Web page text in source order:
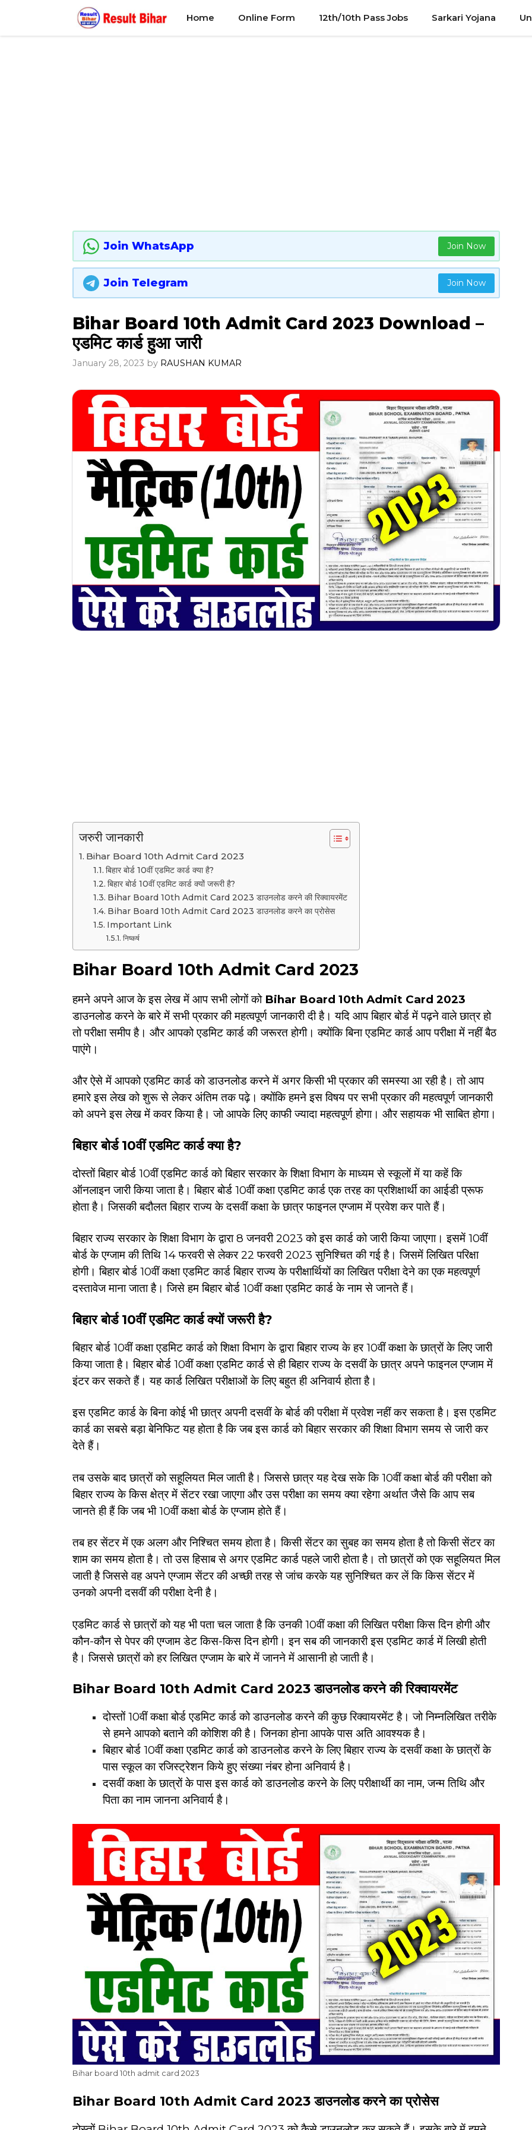
content
Home Online Form 12th/10th Pass Jobs Sarkari Yojana
Join WhatsApp Join Now
Join Telegram Join Now
Bihar Board 10th Admit Card 2023 Download –
एडमिट कार्ड हुआ जारी
January 28, 2023 by RAUSHAN KUMAR
जरुरी जानकारी
Bihar Board 10th Admit Card 2023
बिहार बोर्ड 10वीं एडमिट कार्ड क्या है?
बिहार बोर्ड 10वीं एडमिट कार्ड क्यों जरूरी है?
Bihar Board 10th Admit Card 2023 डाउनलोड करने की रिक्वायरमेंट
Bihar Board 10th Admit Card 2023 डाउनलोड करने का प्रोसेस
Important Link
निष्कर्ष
Bihar Board 10th Admit Card 2023
हमने अपने आज के इस लेख में आप सभी लोगों को Bihar Board 10th Admit Card 2023
डाउनलोड करने के बारे में सभी प्रकार की महत्वपूर्ण जानकारी दी है। यदि आप बिहार बोर्ड में पढ़ने वाले छात्र हो
तो परीक्षा समीप है। और आपको एडमिट कार्ड की जरूरत होगी। क्योंकि बिना एडमिट कार्ड आप परीक्षा में नहीं बैठ
पाएंगे।
और ऐसे में आपको एडमिट कार्ड को डाउनलोड करने में अगर किसी भी प्रकार की समस्या आ रही है। तो आप
हमारे इस लेख को शुरू से लेकर अंतिम तक पढ़े। क्योंकि हमने इस विषय पर सभी प्रकार की महत्वपूर्ण जानकारी
को अपने इस लेख में कवर किया है। जो आपके लिए काफी ज्यादा महत्वपूर्ण होगा। और सहायक भी साबित होगा।
बिहार बोर्ड 10वीं एडमिट कार्ड क्या है?
दोस्तों बिहार बोर्ड 10वीं एडमिट कार्ड को बिहार सरकार के शिक्षा विभाग के माध्यम से स्कूलों में या कहें कि
ऑनलाइन जारी किया जाता है। बिहार बोर्ड 10वीं कक्षा एडमिट कार्ड एक तरह का प्रशिक्षार्थी का आईडी प्रूफ
होता है। जिसकी बदौलत बिहार राज्य के दसवीं कक्षा के छात्र फाइनल एग्जाम में प्रवेश कर पाते हैं।
बिहार राज्य सरकार के शिक्षा विभाग के द्वारा 8 जनवरी 2023 को इस कार्ड को जारी किया जाएगा। इसमें 10वीं
बोर्ड के एग्जाम की तिथि 14 फरवरी से लेकर 22 फरवरी 2023 सुनिश्चित की गई है। जिसमें लिखित परिक्षा
होगी। बिहार बोर्ड 10वीं कक्षा एडमिट कार्ड बिहार राज्य के परीक्षार्थियों का लिखित परीक्षा देने का एक महत्वपूर्ण
दस्तावेज माना जाता है। जिसे हम बिहार बोर्ड 10वीं कक्षा एडमिट कार्ड के नाम से जानते हैं।
बिहार बोर्ड 10वीं एडमिट कार्ड क्यों जरूरी है?
बिहार बोर्ड 10वीं कक्षा एडमिट कार्ड को शिक्षा विभाग के द्वारा बिहार राज्य के हर 10वीं कक्षा के छात्रों के लिए जारी
किया जाता है। बिहार बोर्ड 10वीं कक्षा एडमिट कार्ड से ही बिहार राज्य के दसवीं के छात्र अपने फाइनल एग्जाम में
इंटर कर सकते हैं। यह कार्ड लिखित परीक्षाओं के लिए बहुत ही अनिवार्य होता है।
इस एडमिट कार्ड के बिना कोई भी छात्र अपनी दसवीं के बोर्ड की परीक्षा में प्रवेश नहीं कर सकता है। इस एडमिट
कार्ड का सबसे बड़ा बेनिफिट यह होता है कि जब इस कार्ड को बिहार सरकार की शिक्षा विभाग समय से जारी कर
देते हैं।
तब उसके बाद छात्रों को सहूलियत मिल जाती है। जिससे छात्र यह देख सके कि 10वीं कक्षा बोर्ड की परीक्षा को
बिहार राज्य के किस क्षेत्र में सेंटर रखा जाएगा और उस परीक्षा का समय क्या रहेगा अर्थात जैसे कि आप सब
जानते ही हैं कि जब भी 10वीं कक्षा बोर्ड के एग्जाम होते हैं।
तब हर सेंटर में एक अलग और निश्चित समय होता है। किसी सेंटर का सुबह का समय होता है तो किसी सेंटर का
शाम का समय होता है। तो उस हिसाब से अगर एडमिट कार्ड पहले जारी होता है। तो छात्रों को एक सहूलियत मिल
जाती है जिससे वह अपने एग्जाम सेंटर की अच्छी तरह से जांच करके यह सुनिश्चित कर लें कि किस सेंटर में
उनको अपनी दसवीं की परीक्षा देनी है।
एडमिट कार्ड से छात्रों को यह भी पता चल जाता है कि उनकी 10वीं कक्षा की लिखित परीक्षा किस दिन होगी और
कौन-कौन से पेपर की एग्जाम डेट किस-किस दिन होगी। इन सब की जानकारी इस एडमिट कार्ड में लिखी होती
है। जिससे छात्रों को हर लिखित एग्जाम के बारे में जानने में आसानी हो जाती है।
Bihar Board 10th Admit Card 2023 डाउनलोड करने की रिक्वायरमेंट
दोस्तों 10वीं कक्षा बोर्ड एडमिट कार्ड को डाउनलोड करने की कुछ रिक्वायरमेंट है। जो निम्नलिखित तरीके
से हमने आपको बताने की कोशिश की है। जिनका होना आपके पास अति आवश्यक है।
बिहार बोर्ड 10वीं कक्षा एडमिट कार्ड को डाउनलोड करने के लिए बिहार राज्य के दसवीं कक्षा के छात्रों के
पास स्कूल का रजिस्ट्रेशन किये हुए संख्या नंबर होना अनिवार्य है।
दसवीं कक्षा के छात्रों के पास इस कार्ड को डाउनलोड करने के लिए परीक्षार्थी का नाम, जन्म तिथि और
पिता का नाम जानना अनिवार्य है।
Bihar board 10th admit card 2023
Bihar Board 10th Admit Card 2023 डाउनलोड करने का प्रोसेस